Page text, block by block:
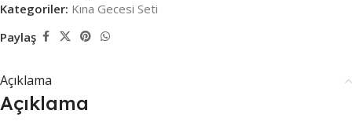
Kategoriler: Kına Gecesi Seti
Paylaş
Açıklama
Açıklama